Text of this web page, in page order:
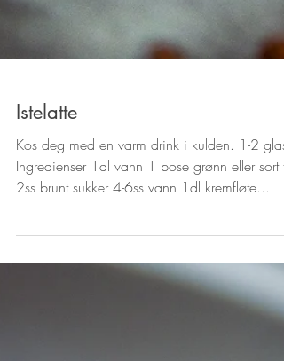
Istelatte
Kos deg med en varm drink i kulden. 1-2 glass
2ss brunt sukker 4-6ss vann 1dl kremfløte...